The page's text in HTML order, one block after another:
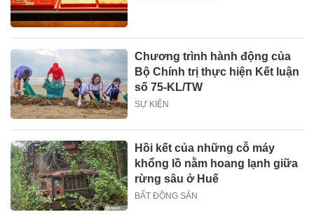
Chương trình hành động của
Bộ Chính trị thực hiện Kết luận
số 75-KL/TW
SỰ KIỆN
Hồi kết của những cỗ máy
khổng lồ nằm hoang lạnh giữa
rừng sâu ở Huế
BẤT ĐỘNG SẢN